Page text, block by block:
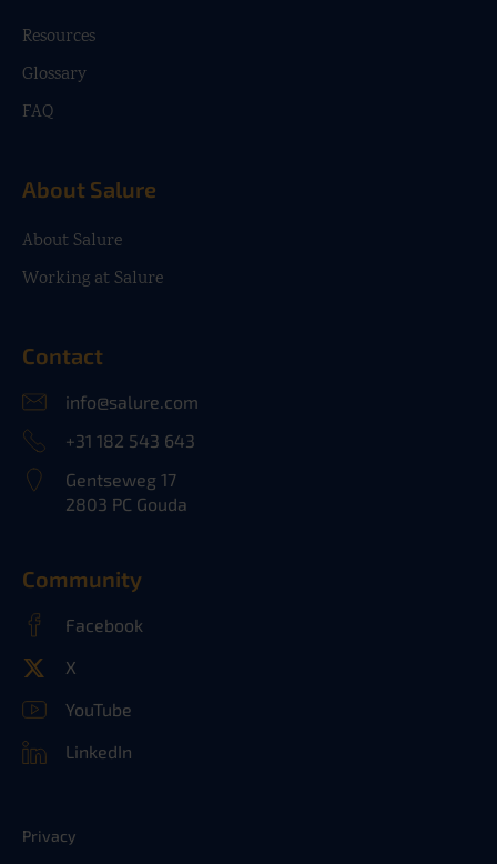
Resources
Glossary
FAQ
About Salure
About Salure
Working at Salure
Contact
info@salure.com
+31 182 543 643
Gentseweg 17
2803 PC Gouda
Community
Facebook
X
YouTube
LinkedIn
Privacy